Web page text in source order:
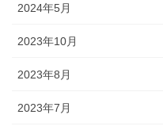
2024年5月
2023年10月
2023年8月
2023年7月